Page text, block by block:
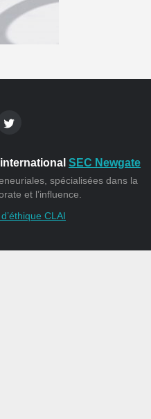
SEC Newgate
spécialisées dans la
et l’influence.
CLAI